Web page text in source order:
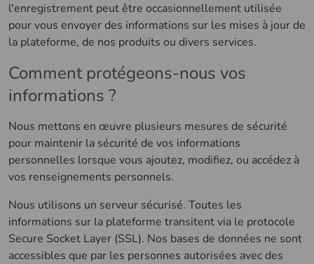
l'enregistrement peut être occasionnellement utilisée
pour vous envoyer des informations sur les mises à jour de
la plateforme, de nos produits ou divers services.
Comment protégeons-nous vos
informations ?
Nous mettons en œuvre plusieurs mesures de sécurité
pour maintenir la sécurité de vos informations
personnelles lorsque vous ajoutez, modifiez, ou accédez à
vos renseignements personnels.
Nous utilisons un serveur sécurisé. Toutes les
informations sur la plateforme transitent via le protocole
Secure Socket Layer (SSL). Nos bases de données ne sont
accessibles que par les personnes autorisées avec des